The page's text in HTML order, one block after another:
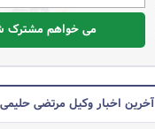
می خواهم مشترک
آخرین اخبار وکیل مرتضی حلیمی